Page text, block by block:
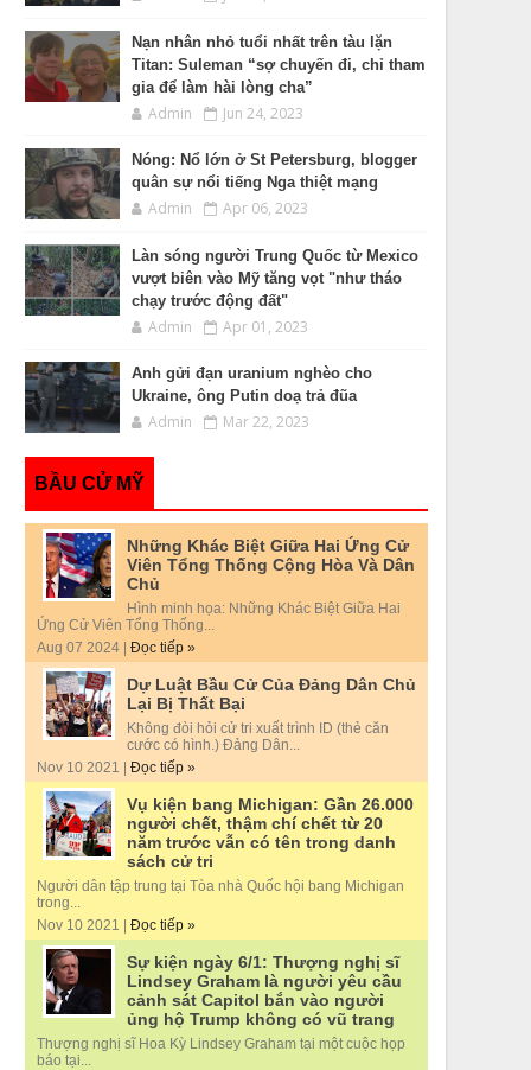
Nạn nhân nhỏ tuổi nhất trên tàu lặn
Titan: Suleman “sợ chuyến đi, chỉ tham
gia để làm hài lòng cha”
Admin Jun 24, 2023
Nóng: Nổ lớn ở St Petersburg, blogger
quân sự nổi tiếng Nga thiệt mạng
Admin Apr 06, 2023
Làn sóng người Trung Quốc từ Mexico
vượt biên vào Mỹ tăng vọt "như tháo
chạy trước động đất"
Admin Apr 01, 2023
Anh gửi đạn uranium nghèo cho
Ukraine, ông Putin doạ trả đũa
Admin Mar 22, 2023
BẦU CỬ MỸ
Những Khác Biệt Giữa Hai Ứng Cử
Viên Tổng Thống Cộng Hòa Và Dân
Chủ
Hình minh họa: Những Khác Biệt Giữa Hai
Ứng Cử Viên Tổng Thống...
Aug 07 2024 | Đọc tiếp »
Dự Luật Bầu Cử Của Đảng Dân Chủ
Lại Bị Thất Bại
Không đòi hỏi cử tri xuất trình ID (thẻ căn
cước có hình.) Đảng Dân...
Nov 10 2021 | Đọc tiếp »
Vụ kiện bang Michigan: Gần 26.000
người chết, thậm chí chết từ 20
năm trước vẫn có tên trong danh
sách cử tri
Người dân tập trung tại Tòa nhà Quốc hội bang Michigan
trong...
Nov 10 2021 | Đọc tiếp »
Sự kiện ngày 6/1: Thượng nghị sĩ
Lindsey Graham là người yêu cầu
cảnh sát Capitol bắn vào người
ủng hộ Trump không có vũ trang
Thượng nghị sĩ Hoa Kỳ Lindsey Graham tại một cuộc họp
báo tại...